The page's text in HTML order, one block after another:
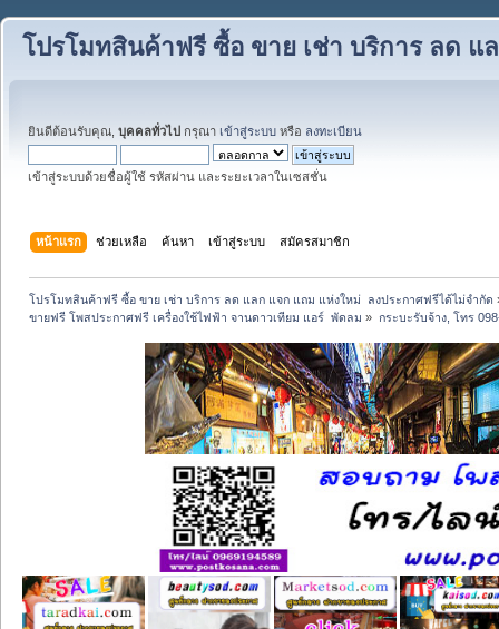
โปรโมทสินค้าฟรี ซื้อ ขาย เช่า บริการ ลด
ยินดีต้อนรับคุณ, บุคคลทั่วไป กรุณา เข้าสู่ระบบ หรือ ลงทะเบียน
เข้าสู่ระบบด้วยชื่อผู้ใช้ รหัสผ่าน และระยะเวลาในเซสชั่น
หน้าแรก ช่วยเหลือ ค้นหา เข้าสู่ระบบ สมัครสมาชิก
โปรโมทสินค้าฟรี ซื้อ ขาย เช่า บริการ ลด แลก แจก แถม แห่งใหม่  ลงประกาศฟรีได้ไม่จำกัด
ขายฟรี โพสประกาศฟรี เครื่องใช้ไฟฟ้า จานดาวเทียม แอร์  พัดลม » กระบะรับจ้าง, โทร